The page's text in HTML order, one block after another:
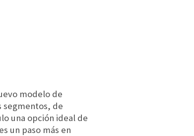
modelo de
de
una opción ideal de
un paso más en